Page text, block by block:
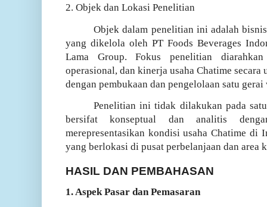
2. Objek dan Lokasi Penelitian
Objek dalam penelitian ini adalah
yang dikelola oleh PT Foods Beverages
Lama Group. Fokus penelitian
operasional, dan kinerja usaha Chatime
dengan pembukaan dan pengelolaan satu
Penelitian ini tidak dilakukan pada
bersifat konseptual dan analitis
merepresentasikan kondisi usaha Chatime di
yang berlokasi di pusat perbelanjaan dan area
HASIL DAN PEMBAHASAN
1. Aspek Pasar dan Pemasaran